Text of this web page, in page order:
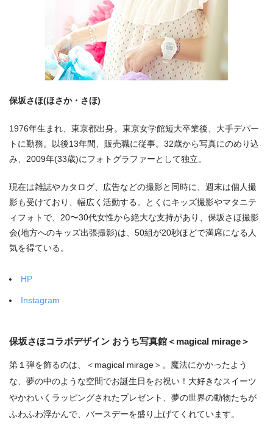
保坂さほ(ほさか・さほ)
1976年生まれ、東京都出身。東京女学館短大卒業後、大手デパー
トに勤務。以後13年間、販売職に従事。32歳から写真にのめり込
み、2009年(33歳)にフォトグラファーとして独立。
現在は雑誌やカタログ、広告などの撮影と同時に、週末は個人撮
影も受けており、幅広く活動する。とくにキッズ撮影やマタニテ
ィフォトで、20〜30代女性から絶大な支持があり、保坂さほ撮影
会(地方へのキッズ出張撮影)は、50組が20秒ほどで満席になる人
気を得ている。
HP
Instagram
保坂さほコラボデザイン おうち写真館＜magical mirage＞
第１弾を飾るのは、＜magical mirage＞。魔法にかかったよう
な、夢の中のような空間でお誕生日をお祝い！大好きなスイーツ
やかわいくラッピングされたプレゼント、夢の世界の動物たちが
ふわふわ浮かんで、バースデーを盛り上げてくれています。